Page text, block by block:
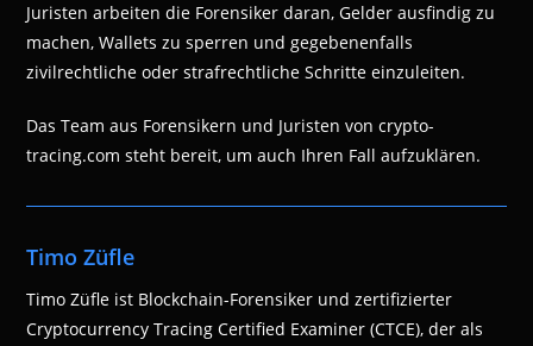
Juristen arbeiten die Forensiker daran, Gelder ausfindig zu
machen, Wallets zu sperren und gegebenenfalls
zivilrechtliche oder strafrechtliche Schritte einzuleiten.
Das Team aus Forensikern und Juristen von crypto-
tracing.com steht bereit, um auch Ihren Fall aufzuklären.
Timo Züfle
Timo Züfle ist Blockchain-Forensiker und zertifizierter
Cryptocurrency Tracing Certified Examiner (CTCE), der als